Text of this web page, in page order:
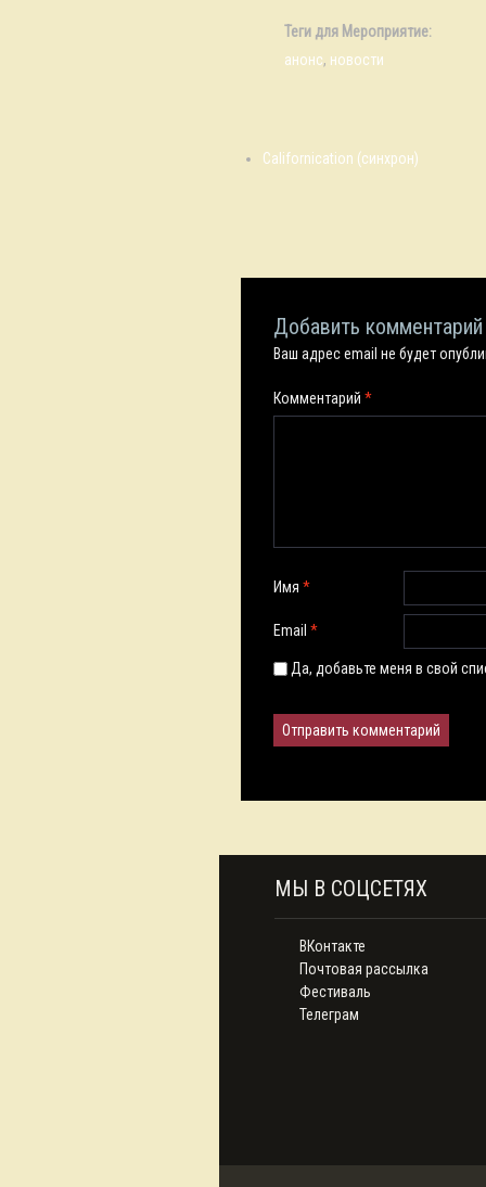
Теги для Мероприятие:
анонс, новости
Californication (синхрон)
Добавить комментарий
Ваш адрес email не будет
Комментарий *
Имя *
Email *
Да, добавьте меня в свой
МЫ В СОЦСЕТЯХ
ВКонтакте
Почтовая рассылка
Фестиваль
Телеграм